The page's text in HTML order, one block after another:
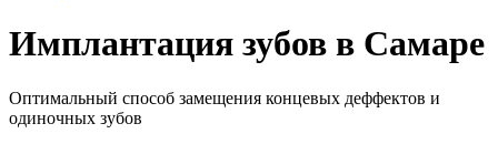
Имплантация зубов в Самаре
Оптимальный способ замещения концевых деффектов и
одиночных зубов